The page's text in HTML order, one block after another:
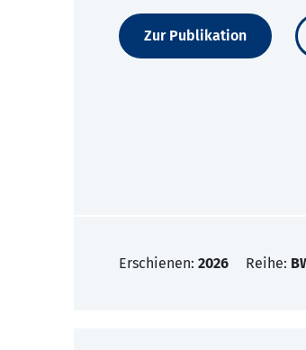
Zur Publikation
Erschienen: 2026 Reihe: